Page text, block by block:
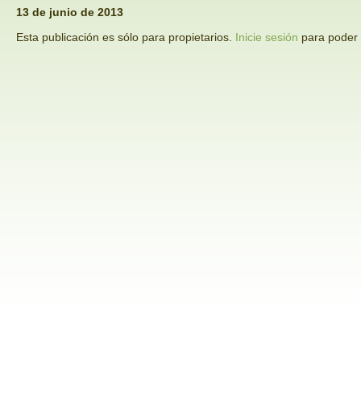
13 de junio de 2013
Esta publicación es sólo para propietarios. Inicie sesión para poder